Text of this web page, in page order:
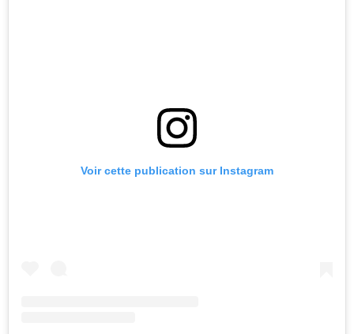
Voir cette publication sur Instagram